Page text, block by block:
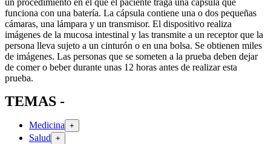
funciona con una batería. La cápsula contiene una o dos pequeñas
cámaras, una lámpara y un transmisor. El dispositivo realiza
imágenes de la mucosa intestinal y las transmite a un receptor que la
persona lleva sujeto a un cinturón o en una bolsa. Se obtienen miles
de imágenes. Las personas que se someten a la prueba deben dejar
de comer o beber durante unas 12 horas antes de realizar esta
prueba.
TEMAS -
Medicina +
Salud +